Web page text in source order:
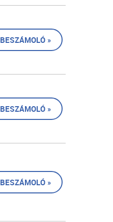
BESZÁMOLÓ »
BESZÁMOLÓ »
BESZÁMOLÓ »